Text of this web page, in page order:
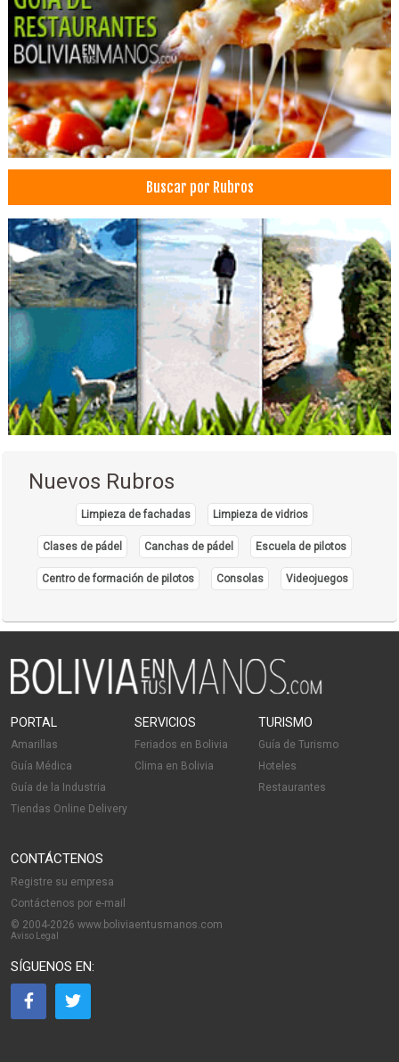
Piscinas
Restaurantes
Saunas
Piletas
Hostel
Turismo Ecológico
Buscar por Rubros
Nuevos Rubros
Limpieza de fachadas Limpieza de vidrios
Clases de pádel Canchas de pádel Escuela de pilotos
Centro de formación de pilotos Consolas Videojuegos
PORTAL
Amarillas
Guía Médica
Guía de la Industria
Tiendas Online Delivery
SERVICIOS
Feriados en Bolivia
Clima en Bolivia
TURISMO
Guía de Turismo
Hoteles
Restaurantes
CONTÁCTENOS
Registre su empresa
Contáctenos por e-mail
© 2004-2026 www.boliviaentusmanos.com
Aviso Legal
SÍGUENOS EN: